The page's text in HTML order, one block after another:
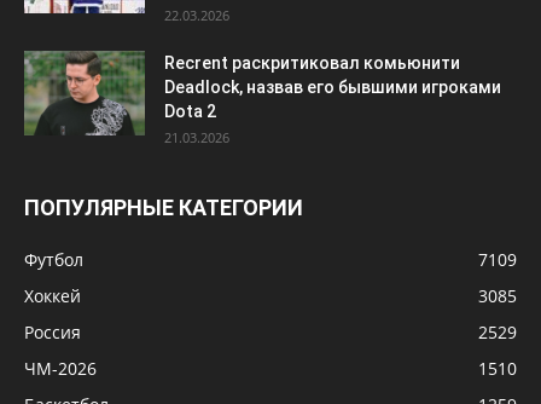
22.03.2026
Recrent раскритиковал комьюнити
Deadlock, назвав его бывшими игроками
Dota 2
21.03.2026
ПОПУЛЯРНЫЕ КАТЕГОРИИ
Футбол
7109
Хоккей
3085
Россия
2529
ЧМ-2026
1510